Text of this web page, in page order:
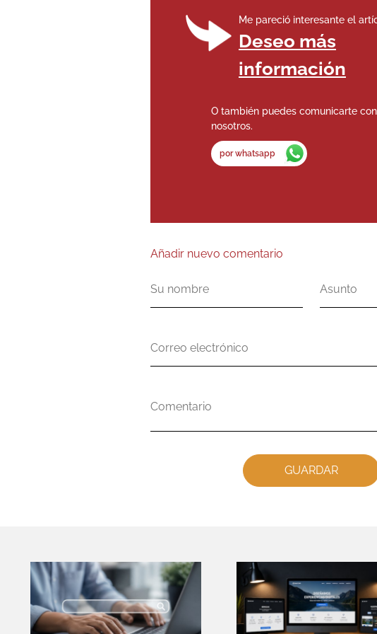
Me pareció interesante el
Deseo más
información
O también puedes comunicarte con
nosotros.
por whatsapp
Añadir nuevo comentario
nombre
electrónico